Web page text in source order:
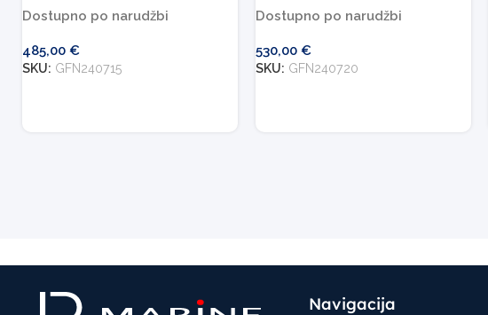
Dostupno po narudžbi
485,00 €
SKU: GFN240715
Dostupno po narudžbi
530,00 €
SKU: GFN240720
Navigacija